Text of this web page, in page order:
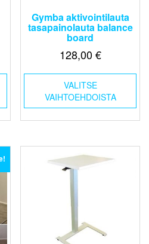
Tällä
useampi
muunnelma.
tehdä
Gymba aktivointilauta
tasapainolauta balance
board
128,00€
VALITSE
VAIHTOEHDOISTA